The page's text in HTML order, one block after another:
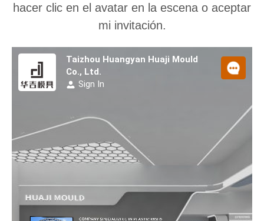
hacer clic en el avatar en la escena o aceptar
mi invitación.